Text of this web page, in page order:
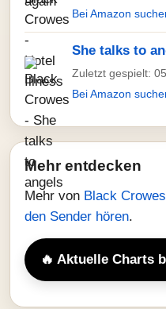
Bei Amazon
She talks to
Zuletzt gespielt:
Bei Amazon
Mehr entdecken
Mehr von Black Crowes
den Sender hören.
🔥 Aktuelle Charts